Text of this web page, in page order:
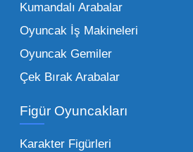
Oyuncak bünyesinde öne
tercih edilen
Peluş Oyuncaklar:
vazgeçilmezi olan
seçeneklerimizi keşfederek
en sevilen karakterleri
Kumandalı Arabalar
Oyuncak İş Makineleri
Oyuncak Gemiler
Çek Bırak Arabalar
Figür Oyuncakları
Karakter Figürleri